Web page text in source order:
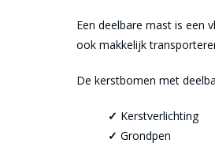
Een deelbare mast is een
ook makkelijk
De kerstbomen met
✓ Kerstverlichting
✓ Grondpen